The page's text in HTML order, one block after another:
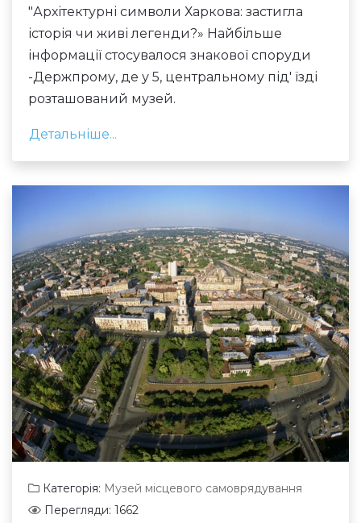
"Архітектурні символи Харкова: застигла
історія чи живі легенди?» Найбільше
інформації стосувалося знакової споруди
-Держпрому, де у 5, центральному під' їзді
розташований музей.
Детальніше...
Категорія: Музей місцевого самоврядування
Перегляди: 1662